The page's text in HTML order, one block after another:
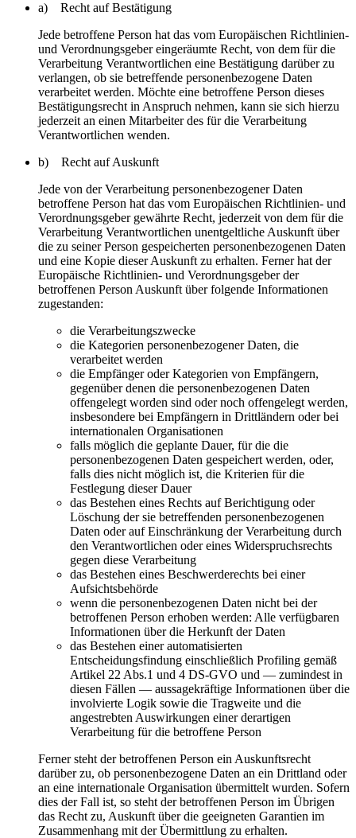
a) Recht auf Bestätigung
Jede betroffene Person hat das vom Europäischen Richtlinien-
und Verordnungsgeber eingeräumte Recht, von dem für die
Verarbeitung Verantwortlichen eine Bestätigung darüber zu
verlangen, ob sie betreffende personenbezogene Daten
verarbeitet werden. Möchte eine betroffene Person dieses
Bestätigungsrecht in Anspruch nehmen, kann sie sich hierzu
jederzeit an einen Mitarbeiter des für die Verarbeitung
Verantwortlichen wenden.
b) Recht auf Auskunft
Jede von der Verarbeitung personenbezogener Daten
betroffene Person hat das vom Europäischen Richtlinien- und
Verordnungsgeber gewährte Recht, jederzeit von dem für die
Verarbeitung Verantwortlichen unentgeltliche Auskunft über
die zu seiner Person gespeicherten personenbezogenen Daten
und eine Kopie dieser Auskunft zu erhalten. Ferner hat der
Europäische Richtlinien- und Verordnungsgeber der
betroffenen Person Auskunft über folgende Informationen
zugestanden:
die Verarbeitungszwecke
die Kategorien personenbezogener Daten, die
verarbeitet werden
die Empfänger oder Kategorien von Empfängern,
gegenüber denen die personenbezogenen Daten
offengelegt worden sind oder noch offengelegt werden,
insbesondere bei Empfängern in Drittländern oder bei
internationalen Organisationen
falls möglich die geplante Dauer, für die die
personenbezogenen Daten gespeichert werden, oder,
falls dies nicht möglich ist, die Kriterien für die
Festlegung dieser Dauer
das Bestehen eines Rechts auf Berichtigung oder
Löschung der sie betreffenden personenbezogenen
Daten oder auf Einschränkung der Verarbeitung durch
den Verantwortlichen oder eines Widerspruchsrechts
gegen diese Verarbeitung
das Bestehen eines Beschwerderechts bei einer
Aufsichtsbehörde
wenn die personenbezogenen Daten nicht bei der
betroffenen Person erhoben werden: Alle verfügbaren
Informationen über die Herkunft der Daten
das Bestehen einer automatisierten
Entscheidungsfindung einschließlich Profiling gemäß
Artikel 22 Abs.1 und 4 DS-GVO und — zumindest in
diesen Fällen — aussagekräftige Informationen über die
involvierte Logik sowie die Tragweite und die
angestrebten Auswirkungen einer derartigen
Verarbeitung für die betroffene Person
Ferner steht der betroffenen Person ein Auskunftsrecht
darüber zu, ob personenbezogene Daten an ein Drittland oder
an eine internationale Organisation übermittelt wurden. Sofern
dies der Fall ist, so steht der betroffenen Person im Übrigen
das Recht zu, Auskunft über die geeigneten Garantien im
Zusammenhang mit der Übermittlung zu erhalten.